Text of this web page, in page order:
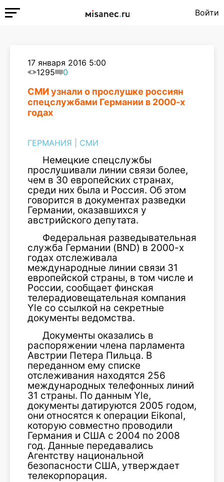
Войти
17 января 2016 5:00
1295
0
СМИ узнали о прослушке россиян
спецслужбами Германии в 2000-х
годах
ГЕРМАНИЯ СМИ
Немецкие спецслужбы
прослушивали линии связи более,
чем в 30 европейских странах,
среди них была и Россия. Об этом
говорится в документах разведки
Германии, оказавшихся у
австрийского депутата.
Федеральная разведывательная
служба Германии (BND) в 2000-х
годах отслеживала
международные линии связи 31
европейской страны, в том числе и
России, сообщает финская
телерадиовещательная компания
Yle со ссылкой на секретные
документы ведомства.
Документы оказались в
распоряжении члена парламента
Австрии Петера Пильца. В
переданном ему списке
отслеживания находятся 256
международных телефонных линий
31 страны. По данным Yle,
документы датируются 2005 годом,
они относятся к операции Eikonal,
которую совместно проводили
Германия и США с 2004 по 2008
год. Данные передавались
Агентству национальной
безопасности США, утверждает
телекорпорация.